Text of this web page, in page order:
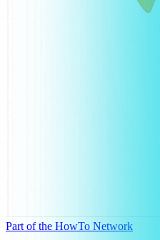
Part of the HowTo Network